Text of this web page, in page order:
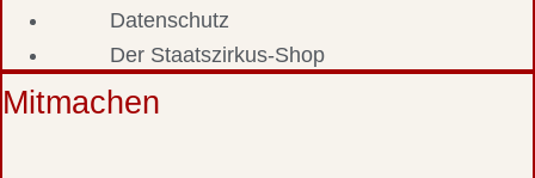
Datenschutz
Der Staatszirkus-Shop
Mitmachen